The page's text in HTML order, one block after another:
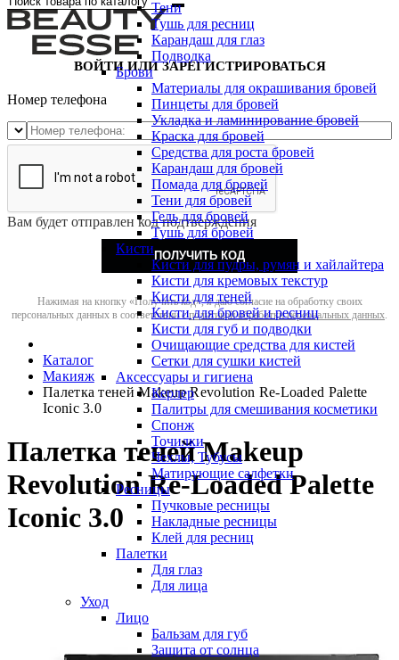
Тени
Тушь для ресниц
Карандаш для глаз
Подводка
Брови
Материалы для окрашивания бровей
Пинцеты для бровей
Укладка и ламинирование бровей
Краска для бровей
Средства для роста бровей
Карандаш для бровей
Помада для бровей
Тени для бровей
Гель для бровей
Тушь для бровей
Кисти
Кисти для пудры, румян и хайлайтера
Кисти для кремовых текстур
Кисти для теней
Кисти для бровей и ресниц
Кисти для губ и подводки
Очищающие средства для кистей
Сетки для сушки кистей
Аксессуары и гигиена
Керлер
Палитры для смешивания косметики
Спонж
Точилки
Чехлы, Тубусы
Матирующие салфетки
Ресницы
Пучковые ресницы
Накладные ресницы
Клей для ресниц
Палетки
Для глаз
Для лица
Уход
Лицо
Бальзам для губ
Защита от солнца
ВОЙТИ ИЛИ ЗАРЕГИСТРИРОВАТЬСЯ
Номер телефона
Вам будет отправлен код подтверждения
ПОЛУЧИТЬ КОД
Нажимая на кнопку «Получить код», я даю согласие на обработку своих
персональных данных в соответствии сполитикой обработки персональных данных.
Каталог
Макияж
Палетка теней Makeup Revolution Re-Loaded Palette
Iconic 3.0
Палетка теней Makeup
Revolution Re-Loaded Palette
Iconic 3.0